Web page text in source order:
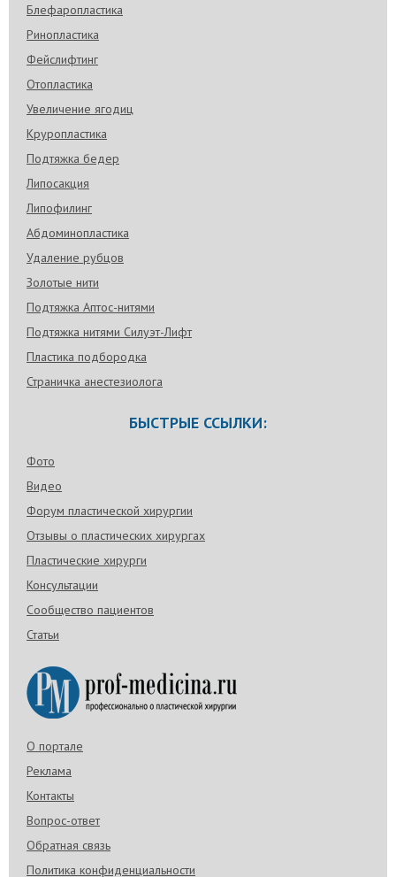
Блефаропластика
Ринопластика
Фейслифтинг
Отопластика
Увеличение ягодиц
Круропластика
Подтяжка бедер
Липосакция
Липофилинг
Абдоминопластика
Удаление рубцов
Золотые нити
Подтяжка Аптос-нитями
Подтяжка нитями Силуэт-Лифт
Пластика подбородка
Страничка анестезиолога
БЫСТРЫЕ ССЫЛКИ:
Фото
Видео
Форум пластической хирургии
Отзывы о пластических хирургах
Пластические хирурги
Консультации
Сообщество пациентов
Статьи
О портале
Реклама
Контакты
Вопрос-ответ
Обратная связь
Политика конфиденциальности